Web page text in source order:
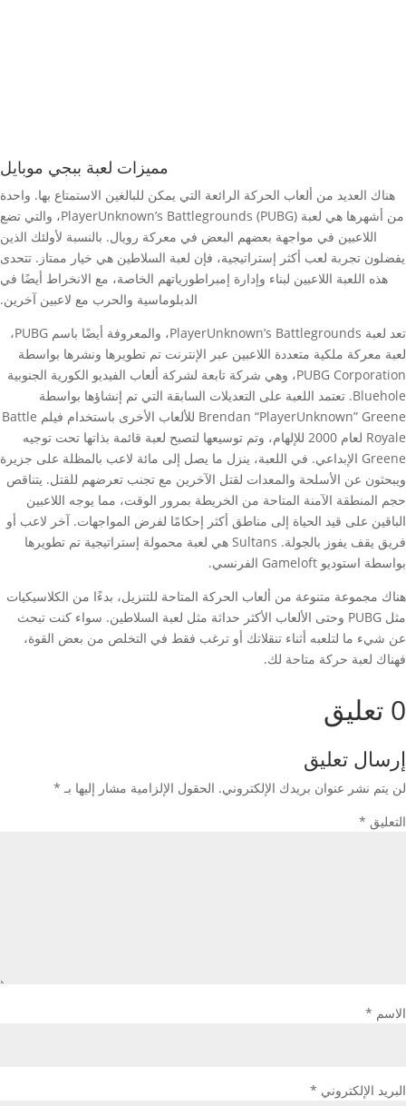
مميزات لعبة ببجي موبايل
هناك العديد من ألعاب الحركة الرائعة التي يمكن للبالغين الاستمتاع بها. واحدة
من أشهرها هي لعبة PlayerUnknown’s Battlegrounds (PUBG)، والتي تضع
اللاعبين في مواجهة بعضهم البعض في معركة رويال. بالنسبة لأولئك الذين
يفضلون تجربة لعب أكثر إستراتيجية، فإن لعبة السلاطين هي خيار ممتاز. تتحدى
هذه اللعبة اللاعبين لبناء وإدارة إمبراطورياتهم الخاصة، مع الانخراط أيضًا في
الدبلوماسية والحرب مع لاعبين آخرين.
تعد لعبة PlayerUnknown’s Battlegrounds، والمعروفة أيضًا باسم PUBG،
لعبة معركة ملكية متعددة اللاعبين عبر الإنترنت تم تطويرها ونشرها بواسطة
PUBG Corporation، وهي شركة تابعة لشركة ألعاب الفيديو الكورية الجنوبية
Bluehole. تعتمد اللعبة على التعديلات السابقة التي تم إنشاؤها بواسطة
Brendan “PlayerUnknown” Greene للألعاب الأخرى باستخدام فيلم Battle
Royale لعام 2000 للإلهام، وتم توسيعها لتصبح لعبة قائمة بذاتها تحت توجيه
Greene الإبداعي. في اللعبة، ينزل ما يصل إلى مائة لاعب بالمظلة على جزيرة
ويبحثون عن الأسلحة والمعدات لقتل الآخرين مع تجنب تعرضهم للقتل. يتناقص
حجم المنطقة الآمنة المتاحة من الخريطة بمرور الوقت، مما يوجه اللاعبين
الباقين على قيد الحياة إلى مناطق أكثر إحكامًا لفرض المواجهات. آخر لاعب أو
فريق يقف يفوز بالجولة. Sultans هي لعبة محمولة إستراتيجية تم تطويرها
بواسطة استوديو Gameloft الفرنسي.
هناك مجموعة متنوعة من ألعاب الحركة المتاحة للتنزيل، بدءًا من الكلاسيكيات
مثل PUBG وحتى الألعاب الأكثر حداثة مثل لعبة السلاطين. سواء كنت تبحث
عن شيء ما لتلعبه أثناء تنقلاتك أو ترغب فقط في التخلص من بعض القوة،
فهناك لعبة حركة متاحة لك.
0 تعليق
إرسال تعليق
لن يتم نشر عنوان بريدك الإلكتروني. الحقول الإلزامية مشار إليها بـ *
التعليق *
الاسم *
البريد الإلكتروني *